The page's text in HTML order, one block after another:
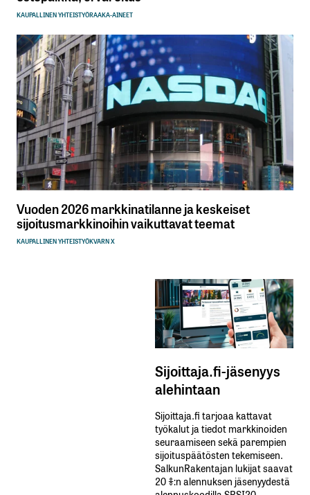
KAUPALLINEN YHTEISTYÖRAAKA-AINEET
Vuoden 2026 markkinatilanne ja keskeiset
sijoitusmarkkinoihin vaikuttavat teemat
KAUPALLINEN YHTEISTYÖKVARN X
Sijoittaja.fi-jäsenyys
alehintaan
Sijoittaja.fi tarjoaa kattavat
työkalut ja tiedot markkinoiden
seuraamiseen sekä parempien
sijoituspäätösten tekemiseen.
SalkunRakentajan lukijat saavat
20 %:n alennuksen jäsenyydestä